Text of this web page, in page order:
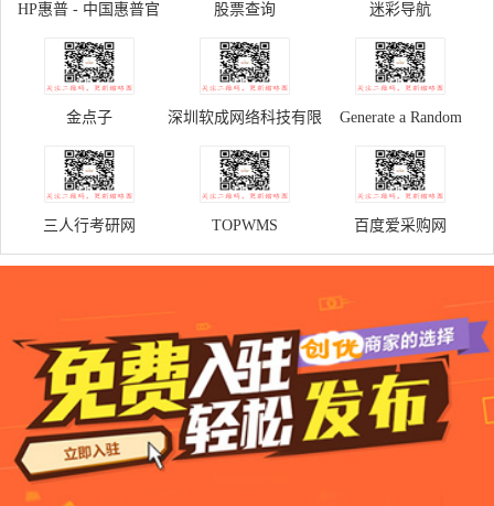
HP惠普 - 中国惠普官
方商城
股票查询 迷彩导航
金点子 深圳软成网络科技有限
公司
Generate a Random
Name - Fake Name
三人行考研网
TOPWMS 百度爱采购网